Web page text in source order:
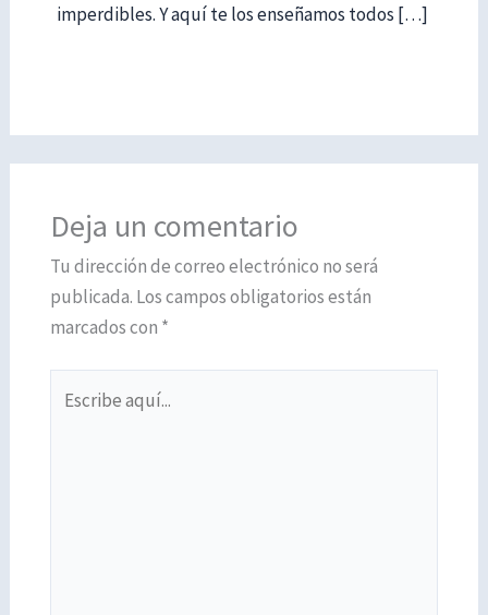
imperdibles. Y aquí te los enseñamos todos […]
Deja un comentario
Tu dirección de correo electrónico no será
publicada. Los campos obligatorios están
marcados con *
aquí...